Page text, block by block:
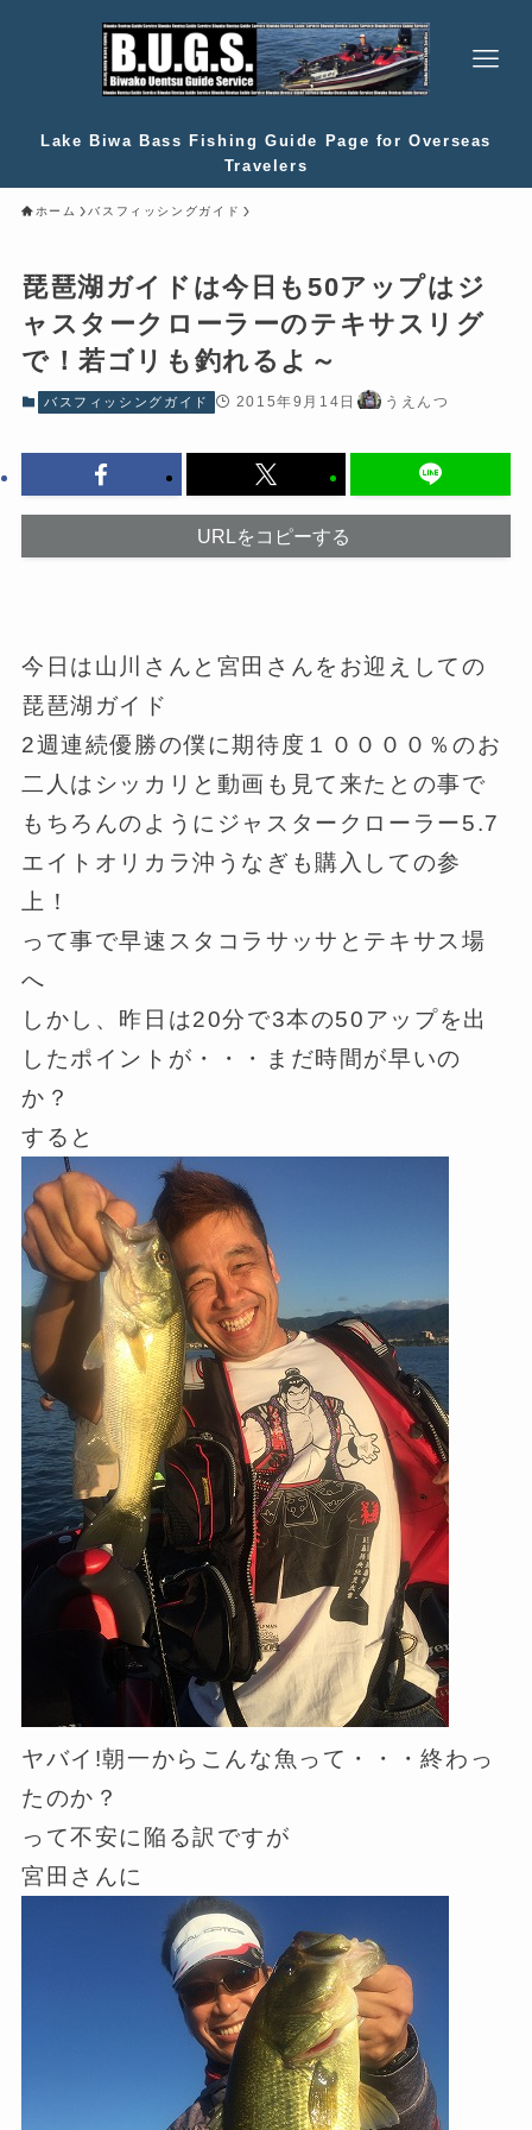
Lake Biwa Bass Fishing Guide Page for Overseas
Travelers
ホーム バスフィッシングガイド
琵琶湖ガイドは今日も50アップはジ
ャスタークローラーのテキサスリグ
で！若ゴリも釣れるよ～
バスフィッシングガイド 2015年9月14日 うえんつ
URLをコピーする
今日は山川さんと宮田さんをお迎えしての
琵琶湖ガイド
2週連続優勝の僕に期待度１００００％のお
二人はシッカリと動画も見て来たとの事で
もちろんのようにジャスタークローラー5.7
エイトオリカラ沖うなぎも購入しての参
上！
って事で早速スタコラサッサとテキサス場
へ
しかし、昨日は20分で3本の50アップを出
したポイントが・・・まだ時間が早いの
か？
すると
ヤバイ!朝一からこんな魚って・・・終わっ
たのか？
って不安に陥る訳ですが
宮田さんに